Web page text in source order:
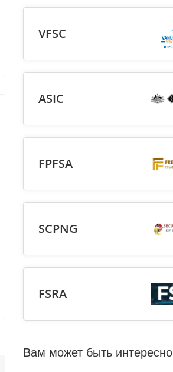
VFSC
ASIC
FPFSA
SCPNG
FSRA
Вам может быть интересно